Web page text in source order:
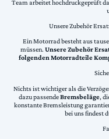
Team arbeitet hochdruckgeprüft
Unsere Zubehör
Ein Motorrad besteht aus
müssen. Unsere Zubehör
folgenden Motorradteile
Nichts ist wichtiger als die
dazu passendeBremsbeläge,
konstante Bremsleistung
bei uns findest